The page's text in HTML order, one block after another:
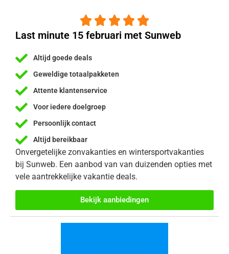
    
Last minute 15 februari met Sunweb
Altijd goede deals
Geweldige totaalpakketen
Attente klantenservice
Voor iedere doelgroep
Persoonlijk contact
Altijd bereikbaar
Onvergetelijke zonvakanties en wintersportvakanties
bij Sunweb. Een aanbod van van duizenden opties met
vele aantrekkelijke vakantie deals.
Bekijk aanbiedingen